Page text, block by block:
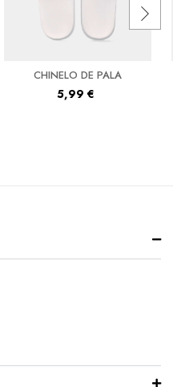
CHINELO DE PALA
5,99 €